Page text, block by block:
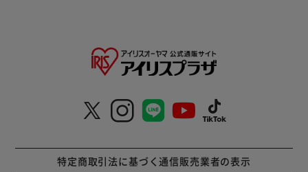
特定商取引法に基づく通信販売業者の表示